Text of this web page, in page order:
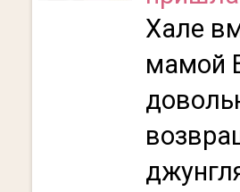
Хале
мамой